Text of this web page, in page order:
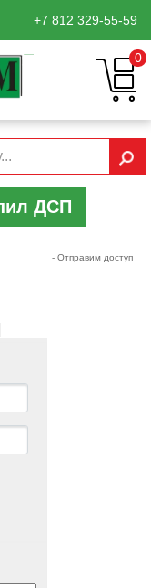
+7 812 329-55-59
0
ДСП
- Отправим доступ